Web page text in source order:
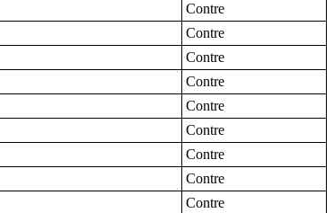
Contre
Contre
Contre
Contre
Contre
Contre
Contre
Contre
Contre